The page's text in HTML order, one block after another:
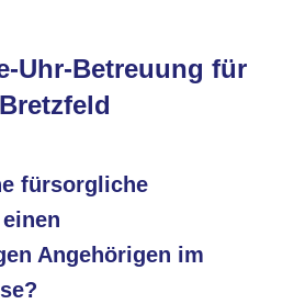
Uhr-Betreuung für
fürsorgliche
Angehörigen im